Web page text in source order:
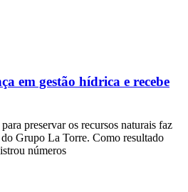
em gestão hídrica e recebe
preservar os recursos naturais faz
Grupo La Torre. Como resultado
números